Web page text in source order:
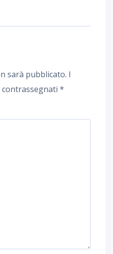
sarà pubblicato. I
*